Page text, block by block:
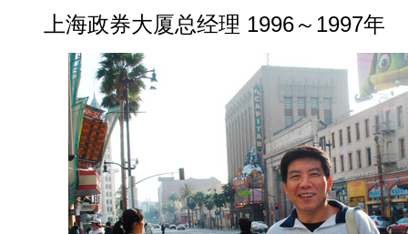
上海政券大厦总经理 1996～1997年